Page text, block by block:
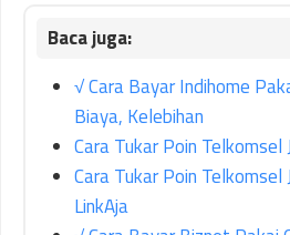
√ Cara Bayar Indihome
Biaya, Kelebihan
Cara Tukar Poin Telkomsel
Cara Tukar Poin Telkomsel
LinkAja